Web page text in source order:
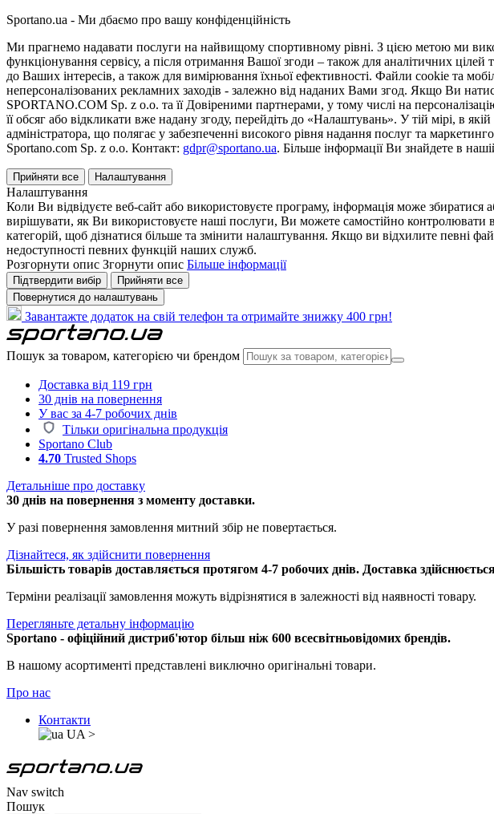
Sportano.ua - Ми дбаємо про вашу конфіденційність
Ми прагнемо надавати послуги на найвищому спортивному рівні. З цією метою ми
функціонування сервісу, а після отримання Вашої згоди – також для аналітичних
до Ваших інтересів, а також для вимірювання їхньої ефективності. Файли cookie та
неперсоналізованих рекламних заходів - залежно від наданих Вами згод. Якщо Ви
SPORTANO.COM Sp. z o.o. та її Довіреними партнерами, у тому числі на
її обсяг або відкликати вже надану згоду, перейдіть до «Налаштувань». У тій мірі, в
адміністратора, що полягає у забезпеченні високого рівня надання послуг та
Sportano.com Sp. z o.o. Контакт: gdpr@sportano.ua. Більше інформації Ви знайдете в
Прийняти все Налаштування
Налаштування
Коли Ви відвідуєте веб-сайт або використовуєте програму, інформація може
вирішувати, як Ви використовуєте наші послуги, Ви можете самостійно контролювати
категорій, щоб дізнатися більше та змінити налаштування. Якщо ви відхилите певні
недоступності певних функцій наших служб.
Розгорнути опис Згорнути опис Більше інформації
Підтвердити вибір
Прийняти все
Повернутися до налаштувань
Завантажте додаток на свій телефон та отримайте знижку 400 грн!
Пошук за товаром, категорією чи брендом
Доставка від 119 грн
30 днів на повернення
У вас за 4-7 робочих днів
Тільки оригінальна продукція
Sportano Club
4.70 Trusted Shops
Детальніше про доставку
30 днів на повернення з моменту доставки.
У разі повернення замовлення митний збір не повертається.
Дізнайтеся, як здійснити повернення
Більшість товарів доставляється протягом 4-7 робочих днів. Доставка
Терміни реалізації замовлення можуть відрізнятися в залежності від наявності товару.
Перегляньте детальну інформацію
Sportano - офіційний дистриб'ютор більш ніж 600 всесвітньовідомих брендів.
В нашому асортименті представлені виключно оригінальні товари.
Про нас
Контакти
UA >
Nav switch
Пошук